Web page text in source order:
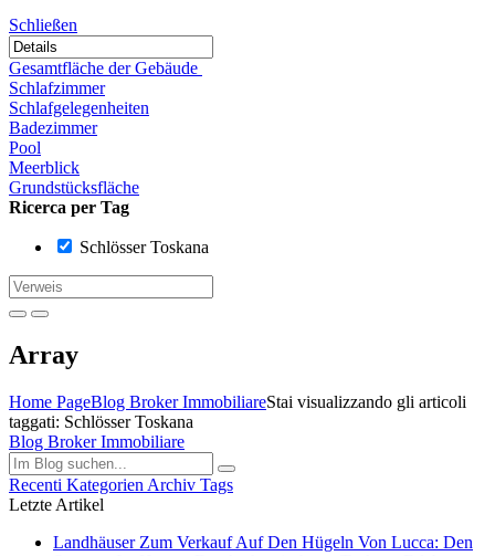
Schließen
Gesamtfläche der Gebäude
Schlafzimmer
Schlafgelegenheiten
Badezimmer
Pool
Meerblick
Grundstücksfläche
Ricerca per Tag
Schlösser Toskana
Array
Home PageBlog Broker ImmobiliareStai visualizzando gli articoli
taggati: Schlösser Toskana
Blog Broker Immobiliare
Recenti Kategorien Archiv Tags
Letzte Artikel
Landhäuser Zum Verkauf Auf Den Hügeln Von Lucca: Den